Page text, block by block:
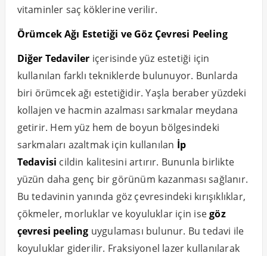
vitaminler saç köklerine verilir.
Örümcek Ağı Estetiği ve Göz Çevresi Peeling
Diğer Tedaviler içerisinde yüz estetiği için
kullanılan farklı tekniklerde bulunuyor. Bunlarda
biri örümcek ağı estetiğidir. Yaşla beraber yüzdeki
kollajen ve hacmin azalması sarkmalar meydana
getirir. Hem yüz hem de boyun bölgesindeki
sarkmaları azaltmak için kullanılan İp
Tedavisi cildin kalitesini artırır. Bununla birlikte
yüzün daha genç bir görünüm kazanması sağlanır.
Bu tedavinin yanında göz çevresindeki kırışıklıklar,
çökmeler, morluklar ve koyuluklar için isegöz
çevresi peeling uygulaması bulunur. Bu tedavi ile
koyuluklar giderilir. Fraksiyonel lazer kullanılarak